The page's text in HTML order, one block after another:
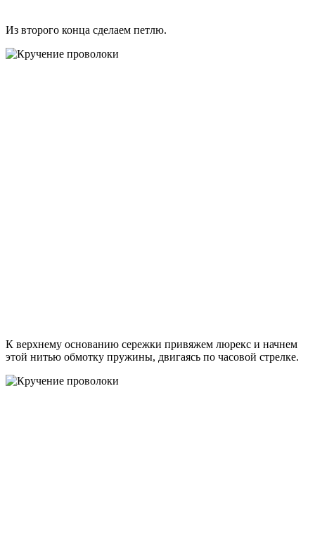
Из второго конца сделаем петлю.
К верхнему основанию сережки привяжем люрекс и начнем
этой нитью обмотку пружины, двигаясь по часовой стрелке.